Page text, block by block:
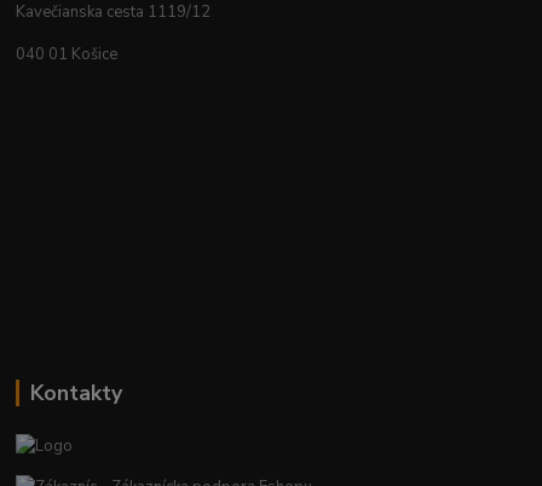
Kavečianska cesta 1119/12
040 01 Košice
Kontakty